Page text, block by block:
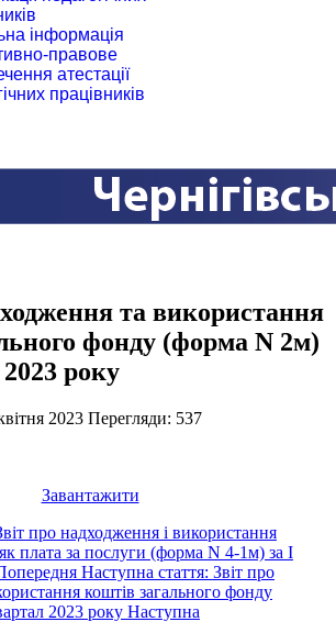
інформація
правове
атестації
працівників
та використання
фонду (форма N 2м)
року
2023 Перегляди: 537
Завантажити
про надходження і використання
плата за послуги (форма N 4-1м) за I
Наступна стаття: Звіт про
коштів загального фонду
2023 року Наступна